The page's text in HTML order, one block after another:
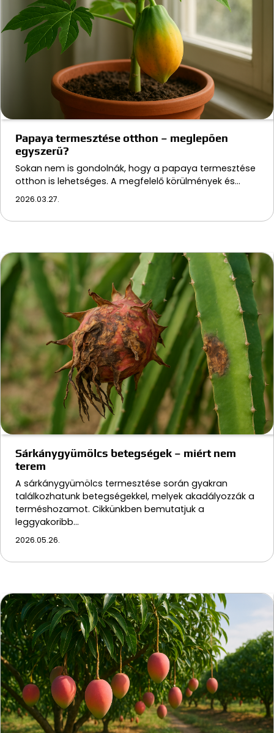
Papaya termesztése otthon – meglepően
egyszerű?
Sokan nem is gondolnák, hogy a papaya termesztése
otthon is lehetséges. A megfelelő körülmények és…
2026.03.27.
Sárkánygyümölcs betegségek – miért nem
terem
A sárkánygyümölcs termesztése során gyakran
találkozhatunk betegségekkel, melyek akadályozzák a
terméshozamot. Cikkünkben bemutatjuk a
leggyakoribb…
2026.05.26.